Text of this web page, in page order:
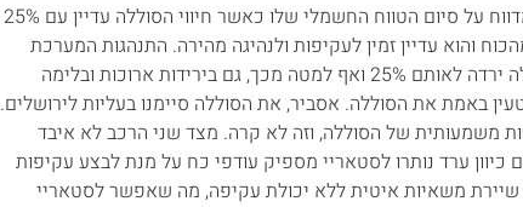
המנוע מגיב היטב באופן חזק ונחוש. הרכב מדווח על סיום הטווח החשמלי שלו כאשר חיווי הסוללה עדיין עם 25%
והוא עדיין זמין לעקיפות ולנהיגה מהירה. התנהגות המערכת
ההיברידית היתה מעט מוזרה. אחרי שהסוללה ירדה לאותם 25% ואף למטה מכך, גם בירידות ארוכות ובלימה
באמת את הסוללה. אסביר, את הסוללה סיימנו בעליות לירושלים.
משמעותית של הסוללה, וזה לא קרה. מצד שני הרכב לא איבד
כיוון ערד נותרו לסטאריי מספיק עודפי כח על מנת לבצע עקיפות
שיירת משאיות איטית ללא יכולת עקיפה, מה שאפשר לסטאריי